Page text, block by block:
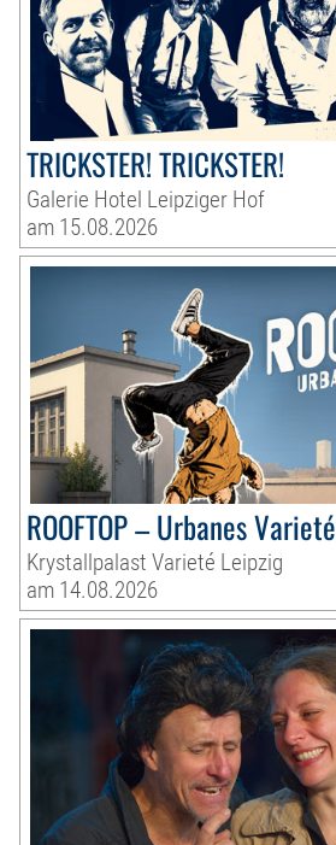
TRICKSTER! TRICKSTER!
Galerie Hotel Leipziger Hof
am 15.08.2026
ROOFTOP – Urbanes Varieté
Krystallpalast Varieté Leipzig
am 14.08.2026